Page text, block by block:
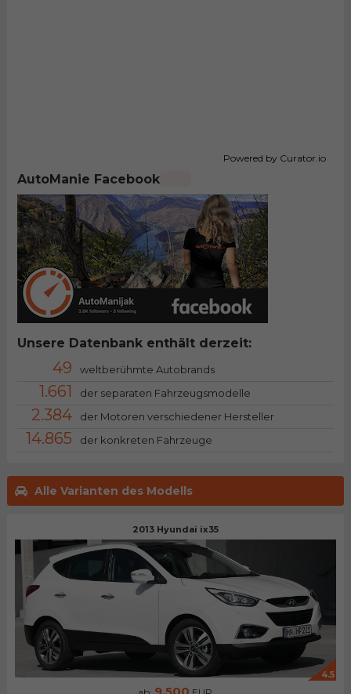
Alle Varianten des Modells
2013 Hyundai ix35
4.5
Powered by Curator.io
AutoManie Facebook
Unsere Datenbank enthält derzeit:
49 weltberühmte Autobrands
1.661 der separaten Fahrzeugsmodelle
2.384 der Motoren verschiedener Hersteller
14.865 der konkreten Fahrzeuge